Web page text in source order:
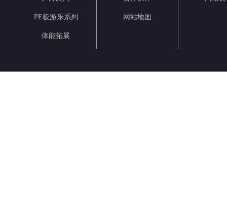
PE板游乐系列
体能拓展
网站地图